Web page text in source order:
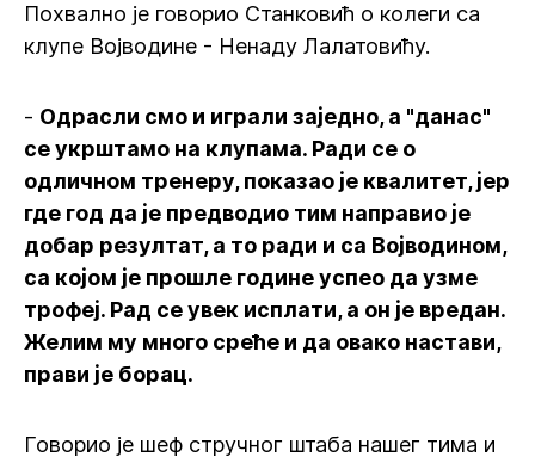
Похвално је говорио Станковић о колеги са
клупе Војводине - Ненаду Лалатовићу.
- Одрасли смо и играли заједно, а "данас"
се укрштамо на клупама. Ради се о
одличном тренеру, показао је квалитет, јер
где год да је предводио тим направио је
добар резултат, а то ради и са Војводином,
са којом је прошле године успео да узме
трофеј. Рад се увек исплати, а он је вредан.
Желим му много среће и да овако настави,
прави је борац.
Говорио је шеф стручног штаба нашег тима и